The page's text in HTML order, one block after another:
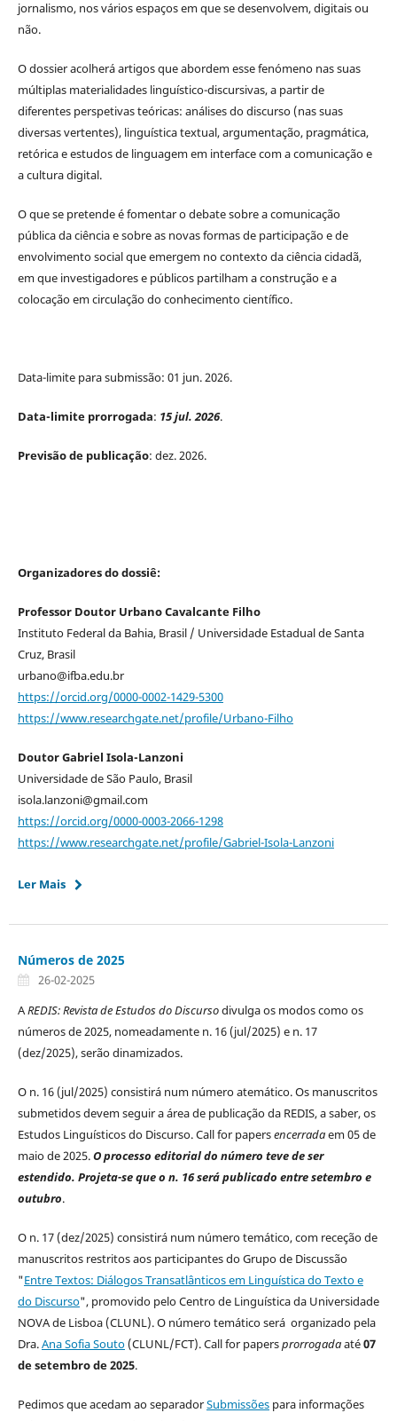
jornalismo, nos vários espaços em que se desenvolvem, digitais ou
não.
O dossier acolherá artigos que abordem esse fenómeno nas suas
múltiplas materialidades linguístico-discursivas, a partir de
diferentes perspetivas teóricas: análises do discurso (nas suas
diversas vertentes), linguística textual, argumentação, pragmática,
retórica e estudos de linguagem em interface com a comunicação e
a cultura digital.
O que se pretende é fomentar o debate sobre a comunicação
pública da ciência e sobre as novas formas de participação e de
envolvimento social que emergem no contexto da ciência cidadã,
em que investigadores e públicos partilham a construção e a
colocação em circulação do conhecimento científico.
Data-limite para submissão: 01 jun. 2026.
Data-limite prorrogada: 15 jul. 2026.
Previsão de publicação: dez. 2026.
Organizadores do dossiê:
Professor Doutor Urbano Cavalcante Filho
Instituto Federal da Bahia, Brasil / Universidade Estadual de Santa
Cruz, Brasil
urbano@ifba.edu.br
https://orcid.org/0000-0002-1429-5300
https://www.researchgate.net/profile/Urbano-Filho
Doutor Gabriel Isola-Lanzoni
Universidade de São Paulo, Brasil
isola.lanzoni@gmail.com
https://orcid.org/0000-0003-2066-1298
https://www.researchgate.net/profile/Gabriel-Isola-Lanzoni
Ler Mais
Números de 2025
26-02-2025
AREDIS: Revista de Estudos do Discursodivulga os modos como os
números de 2025, nomeadamente n. 16 (jul/2025) e n. 17
(dez/2025), serão dinamizados.
O n. 16 (jul/2025) consistirá num número atemático. Os manuscritos
submetidos devem seguir a área de publicação da REDIS, a saber, os
Estudos Linguísticos do Discurso. Call for papersencerradaem 05 de
maio de 2025.O processo editorial do número teve de ser
estendido. Projeta-se que o n. 16 será publicado entre setembro e
outubro.
O n. 17 (dez/2025) consistirá num número temático, com receção de
manuscritos restritos aos participantes do Grupo de Discussão
"Entre Textos: Diálogos Transatlânticos em Linguística do Texto e
do Discurso", promovido pelo Centro de Linguística da Universidade
NOVA de Lisboa (CLUNL). O número temático será organizado pela
Dra.Ana Sofia Souto(CLUNL/FCT). Call for papersprorrogadaaté07
de setembro de 2025.
Pedimos que acedam ao separadorSubmissõespara informações